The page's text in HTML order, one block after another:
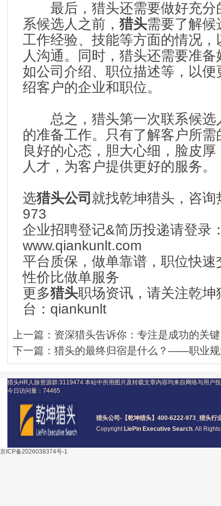
最后，猎头还需要做好充分
系候选人之前， 猎头需要了解候
工作经验、技能等方面的情况
人沟通。同时，猎头还需要准
如公司介绍、职位描述等，以
绍客户的企业和职位。
总之，猎头第一次联系候选
的准备工作。只有了解客户所
良好的心态，胆大心细，脸皮
人才，为客户提供更好的服务。
选猎头公司 就找乾坤猎头，咨
973
企业招聘登记&简历投递请登录
www.qiankunlt.com
平台质保，做单靠谱，职位快
性价比做单服务
更多猎头职场资讯，请关注乾
台：qiankunlt
上一篇： 资深猎头告诉你：专注是成功的关键
下一篇： 猎头的最终归宿是什么？——职业规
猎头公司 -【乾坤猎头】400-6222-973_ 猎头行
Copyright LiePin Executive Search. All
猎头HR人脉资源群:3119474 本站中所用图片及转载文章内容均来自网络与用户
今日访问量： 74465
京ICP备2026038374号-1